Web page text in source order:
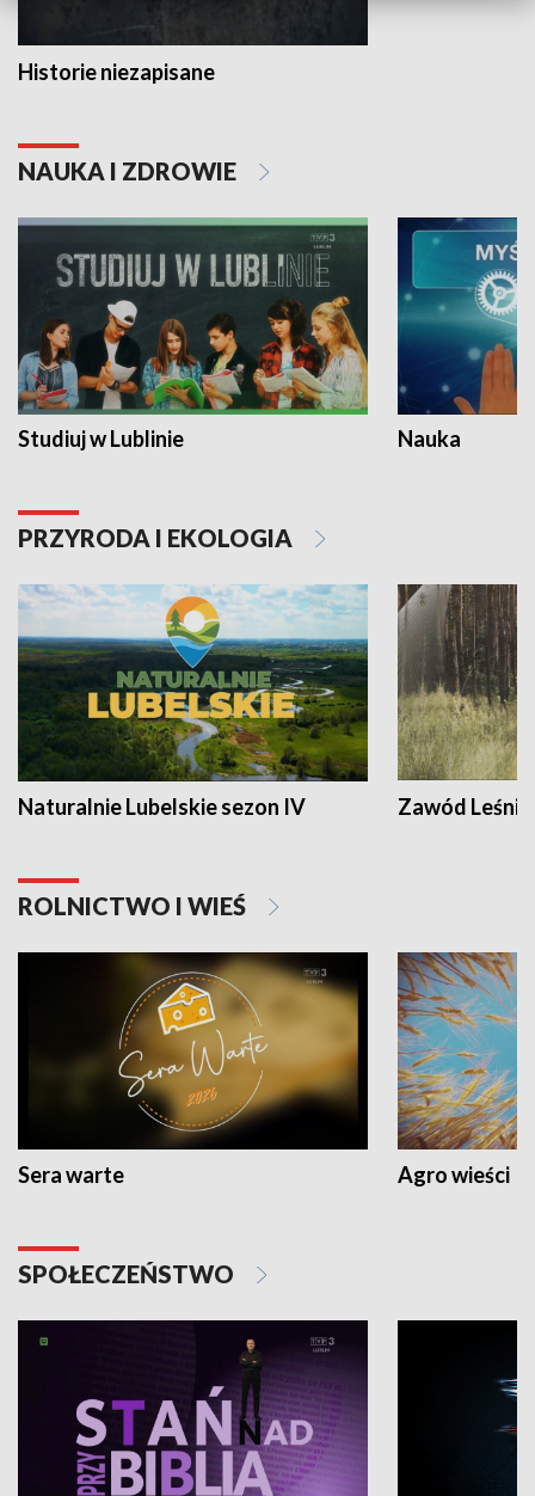
Historie niezapisane
NAUKA I ZDROWIE
Studiuj w Lublinie Nauka
PRZYRODA I EKOLOGIA
Naturalnie Lubelskie sezon IV Zawód Leśnik
ROLNICTWO I WIEŚ
Sera warte Agro wieści
SPOŁECZEŃSTWO